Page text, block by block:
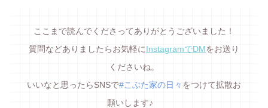
ここまで読んでくださってありがとうございました！
質問などありましたらお気軽に InstagramでDM をお送り
くださいね。
いいなと思ったらSNSで#こぶた家の日々 をつけて拡散お
願いします♪